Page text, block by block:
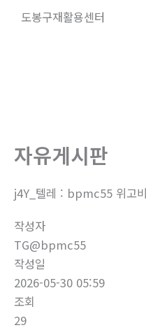
도봉구재활용센터
자유게시판
j4Y_텔레 : bpmc55 위고
작성자
TG@bpmc55
작성일
2026-05-30 05:59
조회
29